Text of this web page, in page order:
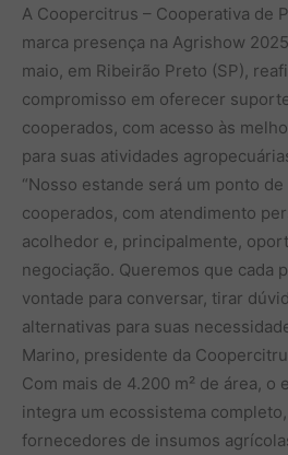
A Coopercitrus – Cooperativa de
marca presença na Agrishow
maio, em Ribeirão Preto (SP),
compromisso em oferecer
cooperados, com acesso às
para suas atividades
“Nosso estande será um ponto
cooperados, com atendimento
acolhedor e, principalmente,
negociação. Queremos que cada
vontade para conversar, tirar
alternativas para suas
Marino, presidente da
Com mais de 4.200 m² de área, o
integra um ecossistema
fornecedores de insumos